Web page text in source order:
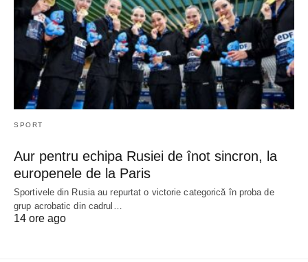
SPORT
Aur pentru echipa Rusiei de înot sincron, la
europenele de la Paris
Sportivele din Rusia au repurtat o victorie categorică în proba de
grup acrobatic din cadrul…
14 ore ago